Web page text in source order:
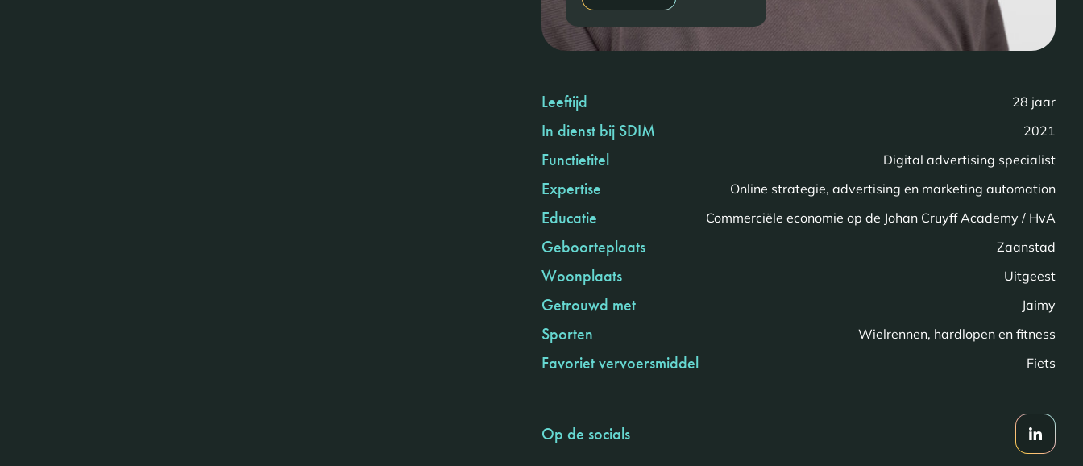
Leeftijd 28 jaar
In dienst bij SDIM 2021
Functietitel Digital advertising specialist
Expertise Online strategie, advertising en marketing automation
Educatie Commerciële economie op de Johan Cruyff Academy / HvA
Geboorteplaats Zaanstad
Woonplaats Uitgeest
Getrouwd met Jaimy
Sporten Wielrennen, hardlopen en fitness
Favoriet vervoersmiddel Fiets
Op de socials